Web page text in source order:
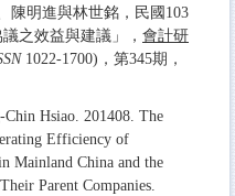
陳明進與林世銘，民國103
之效益與建議」， 會計研
1022-1700)，第345期，
Chin Hsiao. 201408. The
Efficiency of
Mainland China and the
Parent Companies.